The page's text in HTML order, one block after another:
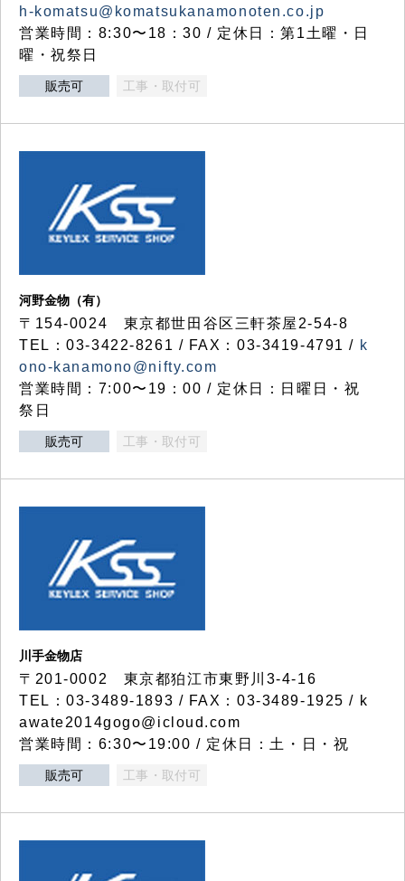
h-komatsu@komatsukanamonoten.co.jp
営業時間：8:30〜18：30 / 定休日：第1土曜・日
曜・祝祭日
販売可 工事・取付可
河野金物（有）
〒154-0024 東京都世田谷区三軒茶屋2-54-8
TEL：03-3422-8261 / FAX：03-3419-4791 / k
ono-kanamono@nifty.com
営業時間：7:00〜19：00 / 定休日：日曜日・祝
祭日
販売可 工事・取付可
川手金物店
〒201-0002 東京都狛江市東野川3-4-16
TEL：03-3489-1893 / FAX：03-3489-1925 / k
awate2014gogo@icloud.com
営業時間：6:30〜19:00 / 定休日：土・日・祝
販売可 工事・取付可